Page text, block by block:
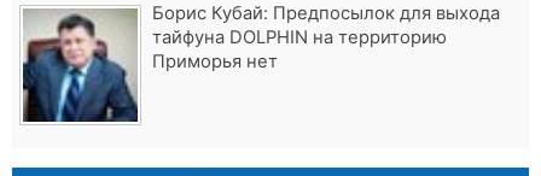
Борис Кубай: Предпосылок для выхода
тайфуна DOLPHIN на территорию
Приморья нет